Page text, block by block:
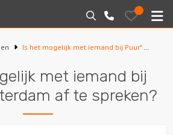
Zoeken
020-
6260016
Bewaarde
uitjes
Arrangementen
Varen
Is het mogelijk met iemand bij Puur* Amsterdam af te spreken?
met iemand bij
af te spreken?